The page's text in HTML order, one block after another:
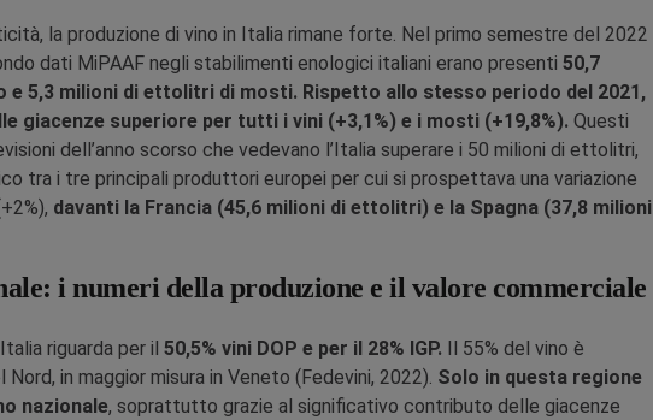
la produzione di vino in Italia rimane forte. Nel primo semestre del 2022
dati MiPAAF negli stabilimenti enologici italiani erano presenti 50,7
e 5,3 milioni di ettolitri di mosti. Rispetto allo stesso periodo del 2021,
giacenze superiore per tutti i vini (+3,1%) e i mosti (+19,8%). Questi
dell’anno scorso che vedevano l’Italia superare i 50 milioni di ettolitri,
tra i tre principali produttori europei per cui si prospettava una variazione
davanti la Francia (45,6 milioni di ettolitri) e la Spagna (37,8 milioni
i numeri della produzione e il valore commerciale
riguarda per il 50,5% vini DOP e per il 28% IGP. Il 55% del vino è
in maggior misura in Veneto (Fedevini, 2022). Solo in questa regione
nazionale, soprattutto grazie al significativo contributo delle giacenze